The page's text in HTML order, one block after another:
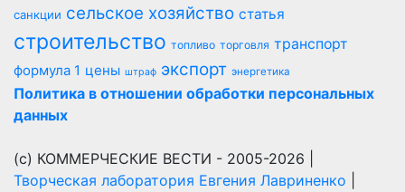
санкции сельское хозяйство статья
строительство топливо торговля транспорт
формула 1 цены штраф экспорт энергетика
Политика в отношении обработки персональных
данных
(с) КОММЕРЧЕСКИЕ ВЕСТИ - 2005-2026 |
Творческая лаборатория Евгения Лавриненко